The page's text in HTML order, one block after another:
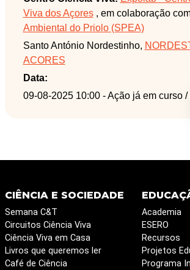
Viva dos Açores, em colaboração
Ambiental do Priolo (SPEA)
Santo António Nordestinho,
ACORES
Data:
09-08-2025 10:00 - Ação já em curso /
CIÊNCIA E SOCIEDADE
Semana C&T
Circuitos Ciência Viva
Ciência Viva em Casa
Livros que queremos ler
Café de Ciência
Academia
ESERO
Recursos
Projetos
Programa